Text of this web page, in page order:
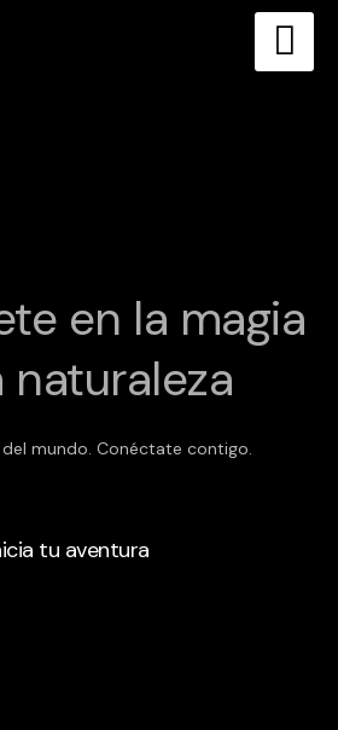
en la magia
naturaleza
mundo. Conéctate contigo.
tu aventura